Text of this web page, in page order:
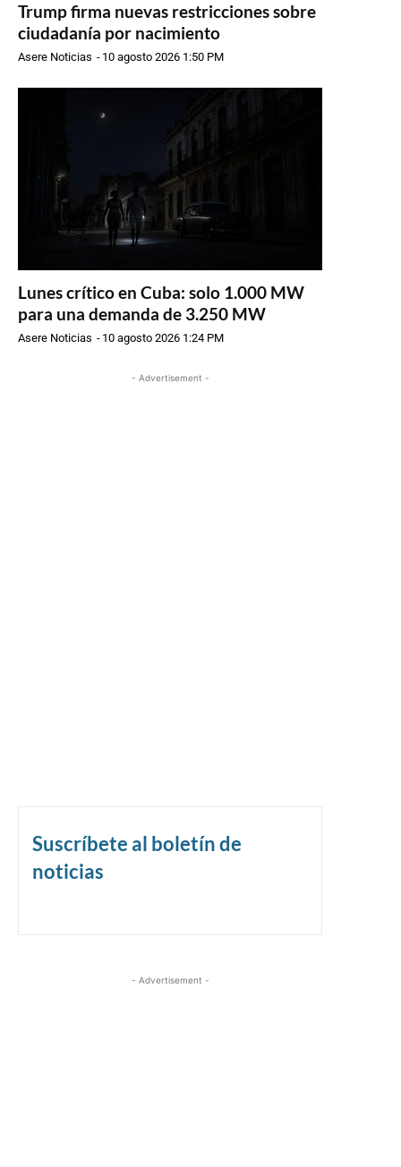
Trump firma nuevas restricciones sobre
ciudadanía por nacimiento
Asere Noticias - 10 agosto 2026 1:50 PM
Lunes crítico en Cuba: solo 1.000 MW
para una demanda de 3.250 MW
Asere Noticias - 10 agosto 2026 1:24 PM
- Advertisement -
Suscríbete al boletín de
noticias
- Advertisement -